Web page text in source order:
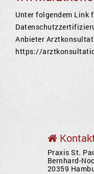
Unter folgendem Link
Anbieter
https://
Praxis St.
Bernhard-
20359